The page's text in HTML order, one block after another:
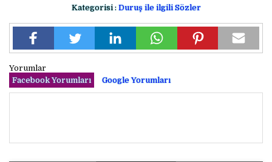
Kategorisi : Duruş ile ilgili Sözler
Yorumlar
Facebook Yorumları
Google Yorumları